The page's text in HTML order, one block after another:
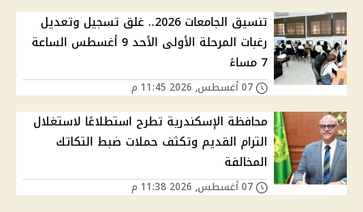
تنسيق الجامعات 2026.. غلق تسجيل وتعديل
رغبات المرحلة الأولى الأحد 9 أغسطس الساعة
7 مساءً
محافظة الإسكندرية تطرح استطلاعًا لاستغلال
الترام القديم وتكثف حملات ضبط التكاتك
المخالفة